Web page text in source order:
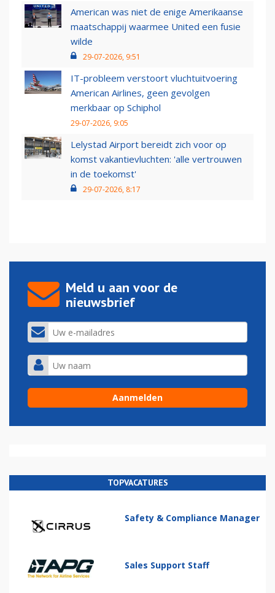
American was niet de enige Amerikaanse
maatschappij waarmee United een fusie
wilde
29-07-2026, 9:51
IT-probleem verstoort vluchtuitvoering
American Airlines, geen gevolgen
merkbaar op Schiphol
29-07-2026, 9:05
Lelystad Airport bereidt zich voor op
komst vakantievluchten: 'alle vertrouwen
in de toekomst'
29-07-2026, 8:17
Meld u aan voor de
nieuwsbrief
TOPVACATURES
Safety & Compliance Manager
Sales Support Staff